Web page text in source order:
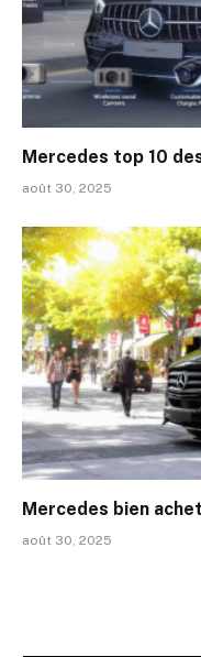
Mercedes top 10
août 30, 2025
Mercedes bien
août 30, 2025